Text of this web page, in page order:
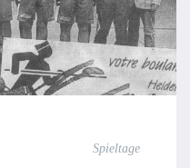
Spieltage